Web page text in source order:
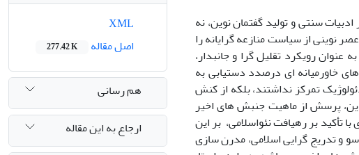
سنتی و تولید گفتمان نوین، نه
نوینی از سیاست منازعه گرایانه را
عنوان رویکرد تقلیل گرا و جانبدار،
خاورمیانه ای درصدد دستیابی به
تمرکز نداشتند، بلکه از کنش
پرسش از ماهیت جنبش های اخیر
تأکید بر رهیافت نئواسلامی، بر این
و تدریج گرایی اسلامی، مدرن سازی
اصل مقاله
277.42 K
هم رسانی
ارجاع به این مقاله